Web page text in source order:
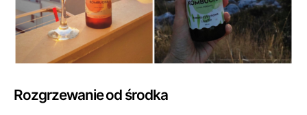
Rozgrzewanie od środka